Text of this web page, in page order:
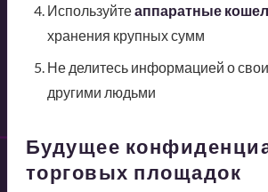
Используйтеаппаратные
хранения крупных сумм
Не делитесь информацией о
другими людьми
Будущее
торговых площадок